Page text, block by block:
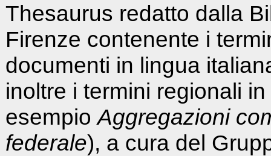
Thesaurus redatto dalla
Firenze contenente i
documenti in lingua
inoltre i termini regionali
esempioAggregazioni
federale), a cura del